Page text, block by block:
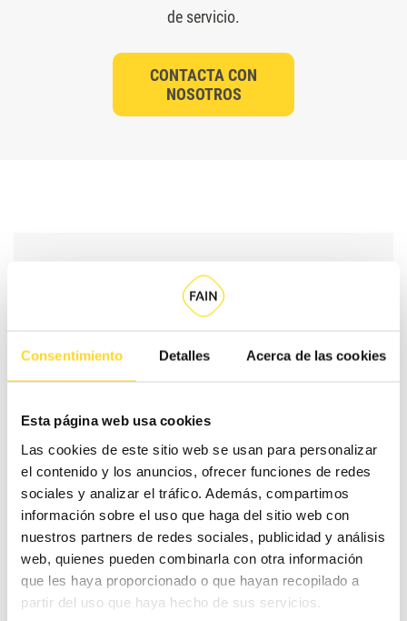
Consentimiento Detalles Acerca de las cookies
Esta página web usa cookies
Las cookies de este sitio web se usan para personalizar
el contenido y los anuncios, ofrecer funciones de redes
sociales y analizar el tráfico. Además, compartimos
información sobre el uso que haga del sitio web con
nuestros partners de redes sociales, publicidad y análisis
web, quienes pueden combinarla con otra información
que les haya proporcionado o que hayan recopilado a
partir del uso que haya hecho de sus servicios.
de servicio.
CONTACTA CON
NOSOTROS
#
RESCATES
24H
RESCATES